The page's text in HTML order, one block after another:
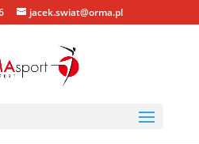
jacek.swiat@orma.pl